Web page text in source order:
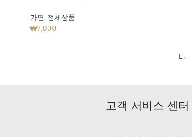
가면, 전체상품
₩7,000
←
고객 서비스 센터